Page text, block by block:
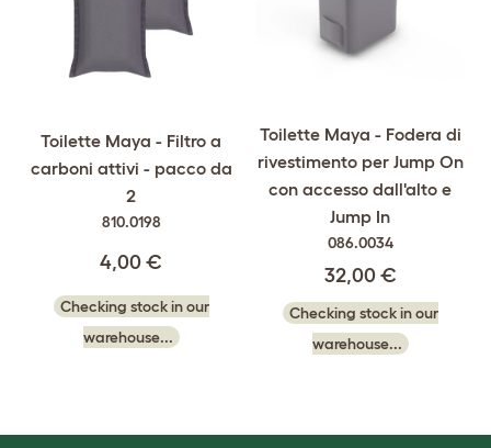
Toilette Maya - Filtro a
carboni attivi - pacco da
2
810.0198
4,00 €
Checking stock in our
warehouse...
Toilette Maya - Fodera di
rivestimento per Jump On
con accesso dall'alto e
Jump In
086.0034
32,00 €
Checking stock in our
warehouse...